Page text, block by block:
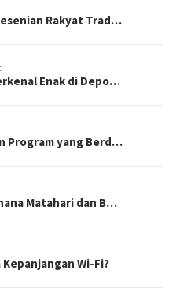
Rakyat Trad…
Enak di Depo…
Program yang Berd…
Matahari dan B…
Wi-Fi?